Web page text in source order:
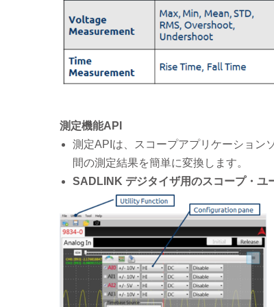
測定機能API
測定APIは、スコープアプリケーション
間の測定結果を簡単に変換します。
SADLINK デジタイザ用のスコープ・ユ